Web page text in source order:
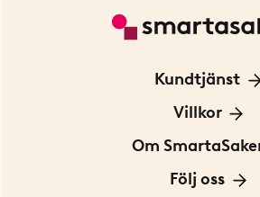
Kundtjänst
Kontakta oss
För Företag
Villkor
Frakt och
Om
Om oss
Följ oss